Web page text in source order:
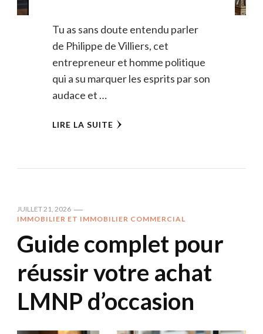
Tu as sans doute entendu parler
de Philippe de Villiers, cet
entrepreneur et homme politique
qui a su marquer les esprits par son
audace et …
LIRE LA SUITE
JUILLET 21, 2026
IMMOBILIER ET IMMOBILIER COMMERCIAL
Guide complet pour
réussir votre achat
LMNP d’occasion